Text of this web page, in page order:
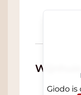
Wijnhuis
Giodo is